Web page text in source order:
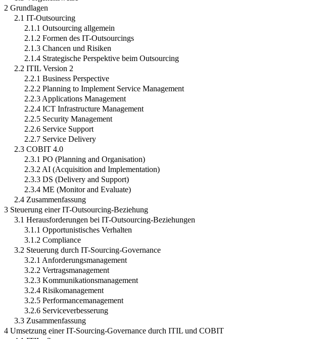
2 Grundlagen
2.1 IT-Outsourcing
2.1.1 Outsourcing allgemein
2.1.2 Formen des IT-Outsourcings
2.1.3 Chancen und Risiken
2.1.4 Strategische Perspektive beim Outsourcing
2.2 ITIL Version 2
2.2.1 Business Perspective
2.2.2 Planning to Implement Service Management
2.2.3 Applications Management
2.2.4 ICT Infrastructure Management
2.2.5 Security Management
2.2.6 Service Support
2.2.7 Service Delivery
2.3 COBIT 4.0
2.3.1 PO (Planning and Organisation)
2.3.2 AI (Acquisition and Implementation)
2.3.3 DS (Delivery and Support)
2.3.4 ME (Monitor and Evaluate)
2.4 Zusammenfassung
3 Steuerung einer IT-Outsourcing-Beziehung
3.1 Herausforderungen bei IT-Outsourcing-Beziehungen
3.1.1 Opportunistisches Verhalten
3.1.2 Compliance
3.2 Steuerung durch IT-Sourcing-Governance
3.2.1 Anforderungsmanagement
3.2.2 Vertragsmanagement
3.2.3 Kommunikationsmanagement
3.2.4 Risikomanagement
3.2.5 Performancemanagement
3.2.6 Serviceverbesserung
3.3 Zusammenfassung
4 Umsetzung einer IT-Sourcing-Governance durch ITIL und COBIT